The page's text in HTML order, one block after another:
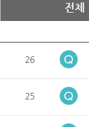
전체
26
25